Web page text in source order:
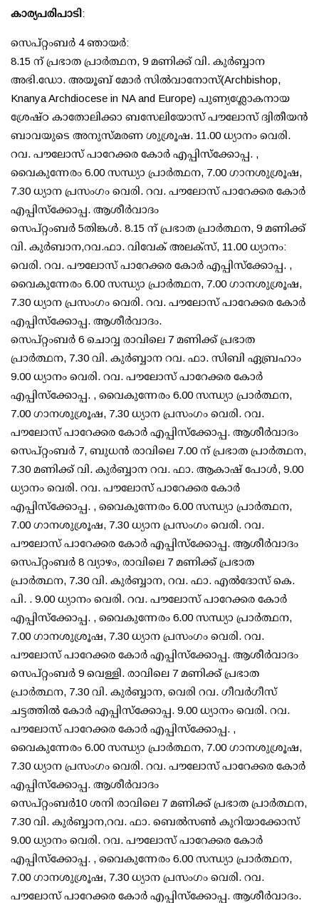
കാര്യപരിപാടി:
സെപ്റ്റംബര്‍ 4 ഞായര്‍:
8.15 ന് പ്രഭാത പ്രാര്‍ത്ഥന, 9 മണിക്ക് വി. കുര്‍ബ്ബാന
അഭി.ഡോ. അയൂബ് മോര്‍ സില്‍വാനോസ്(Archbishop,
Knanya Archdiocese in NA and Europe) പുണ്യശ്ലോകനായ
ശ്രേഷ്ഠ കാതോലിക്കാ ബസേലിയോസ് പൗലോസ് ദ്വിതീയന്‍
ബാവയുടെ അനുസ്മരണ ശുശ്രൂഷ. 11.00 ധ്യാനം വെരി.
റവ. പൗലോസ് പാറേക്കര കോര്‍ എപ്പിസ്ക്കോപ്പ. ,
വൈകുന്നേരം 6.00 സന്ധ്യാ പ്രാര്‍ത്ഥന, 7.00 ഗാനശുശ്രൂഷ,
7.30 ധ്യാന പ്രസംഗം വെരി. റവ. പൗലോസ് പാറേക്കര കോര്‍
എപ്പിസ്ക്കോപ്പ. ആശീര്‍വാദം
സെപ്റ്റംബര്‍ 5തിങ്കള്‍. 8.15 ന് പ്രഭാത പ്രാര്‍ത്ഥന, 9 മണിക്ക്
വി. കുര്‍ബാന,റവ.ഫാ. വിവേക് അലക്സ്, 11.00 ധ്യാനം:
വെരി. റവ. പൗലോസ് പാറേക്കര കോര്‍ എപ്പിസ്ക്കോപ്പ. ,
വൈകുന്നേരം 6.00 സന്ധ്യാ പ്രാര്‍ത്ഥന, 7.00 ഗാനശുശ്രൂഷ,
7.30 ധ്യാന പ്രസംഗം വെരി. റവ. പൗലോസ് പാറേക്കര കോര്‍
എപ്പിസ്ക്കോപ്പ. ആശീര്‍വാദം.
സെപ്റ്റംബര്‍ 6 ചൊവ്വ രാവിലെ 7 മണിക്ക് പ്രഭാത
പ്രാര്‍ത്ഥന, 7.30 വി. കുര്‍ബ്ബാന റവ. ഫാ. സിബി ഏബ്രഹാം
9.00 ധ്യാനം വെരി. റവ. പൗലോസ് പാറേക്കര കോര്‍
എപ്പിസ്ക്കോപ്പ. , വൈകുന്നേരം 6.00 സന്ധ്യാ പ്രാര്‍ത്ഥന,
7.00 ഗാനശുശ്രൂഷ, 7.30 ധ്യാന പ്രസംഗം വെരി. റവ.
പൗലോസ് പാറേക്കര കോര്‍ എപ്പിസ്ക്കോപ്പ. ആശീര്‍വാദം
സെപ്റ്റംബര്‍ 7, ബുധന്‍ രാവിലെ 7.00 ന് പ്രഭാത പ്രാര്‍ത്ഥന,
7.30 മണിക്ക് വി. കുര്‍ബ്ബാന റവ. ഫാ. ആകാഷ് പോള്‍, 9.00
ധ്യാനം വെരി. റവ. പൗലോസ് പാറേക്കര കോര്‍
എപ്പിസ്ക്കോപ്പ. , വൈകുന്നേരം 6.00 സന്ധ്യാ പ്രാര്‍ത്ഥന,
7.00 ഗാനശുശ്രൂഷ, 7.30 ധ്യാന പ്രസംഗം വെരി. റവ.
പൗലോസ് പാറേക്കര കോര്‍ എപ്പിസ്ക്കോപ്പ. ആശീര്‍വാദം
സെപ്റ്റംബര്‍ 8 വ്യാഴം, രാവിലെ 7 മണിക്ക് പ്രഭാത
പ്രാര്‍ത്ഥന, 7.30 വി. കുര്‍ബ്ബാന, റവ. ഫാ. എല്‍ദോസ് കെ.
പി. . 9.00 ധ്യാനം വെരി. റവ. പൗലോസ് പാറേക്കര കോര്‍
എപ്പിസ്ക്കോപ്പ. , വൈകുന്നേരം 6.00 സന്ധ്യാ പ്രാര്‍ത്ഥന,
7.00 ഗാനശുശ്രൂഷ, 7.30 ധ്യാന പ്രസംഗം വെരി. റവ.
പൗലോസ് പാറേക്കര കോര്‍ എപ്പിസ്ക്കോപ്പ. ആശീര്‍വാദം
സെപ്റ്റംബര്‍ 9 വെള്ളി. രാവിലെ 7 മണിക്ക് പ്രഭാത
പ്രാര്‍ത്ഥന, 7.30 വി. കുര്‍ബ്ബാന, വെരി റവ. ഗീവര്‍ഗീസ്
ചട്ടത്തില്‍ കോര്‍ എപ്പിസ്ക്കോപ്പ. 9.00 ധ്യാനം വെരി. റവ.
പൗലോസ് പാറേക്കര കോര്‍ എപ്പിസ്ക്കോപ്പ. ,
വൈകുന്നേരം 6.00 സന്ധ്യാ പ്രാര്‍ത്ഥന, 7.00 ഗാനശുശ്രൂഷ,
7.30 ധ്യാന പ്രസംഗം വെരി. റവ. പൗലോസ് പാറേക്കര കോര്‍
എപ്പിസ്ക്കോപ്പ. ആശീര്‍വാദം
സെപ്റ്റംബര്‍10 ശനി രാവിലെ 7 മണിക്ക് പ്രഭാത പ്രാര്‍ത്ഥന,
7.30 വി. കുര്‍ബ്ബാന,റവ. ഫാ. ബെല്‍സണ്‍ കുറിയാക്കോസ്
9.00 ധ്യാനം വെരി. റവ. പൗലോസ് പാറേക്കര കോര്‍
എപ്പിസ്ക്കോപ്പ. , വൈകുന്നേരം 6.00 സന്ധ്യാ പ്രാര്‍ത്ഥന,
7.00 ഗാനശുശ്രൂഷ, 7.30 ധ്യാന പ്രസംഗം വെരി. റവ.
പൗലോസ് പാറേക്കര കോര്‍ എപ്പിസ്ക്കോപ്പ. ആശീര്‍വാദം.